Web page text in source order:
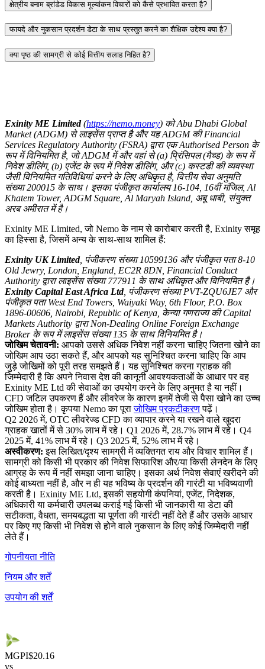
क्षेत्रीय बनाम ब्रांडेड विकास मूल्यांकन विचारों को कैसे प्रभावित करता है?
फायदे और नुकसान प्रदर्शन डेटा के साथ प्रस्तुत करने का शैक्षिक उद्देश्य क्या है?
क्या पृष्ठ की सामग्री से कोई वित्तीय सलाह निहित है?
Exinity ME Limited(https://nemo.money) को Abu Dhabi Global
Market (ADGM) से लाइसेंस प्राप्त है और यह ADGM की Financial
Services Regulatory Authority (FSRA) द्वारा एक Authorised Person के
रूप में विनियमित है, जो ADGM में और वहां से (a) प्रिंसिपल (मैच्ड) के रूप में
निवेश डीलिंग, (b) एजेंट के रूप में निवेश डीलिंग, और (c) कस्टडी की व्यवस्था
जैसी विनियमित गतिविधियां करने के लिए अधिकृत है, वित्तीय सेवा अनुमति
संख्या 200015 के साथ। इसका पंजीकृत कार्यालय 16-104, 16वीं मंजिल, Al
Khatem Tower, ADGM Square, Al Maryah Island, अबू धाबी, संयुक्त
अरब अमीरात में है।
Exinity ME Limited, जो Nemo के नाम से कारोबार करती है, Exinity समूह
का हिस्सा है, जिसमें अन्य के साथ-साथ शामिल हैं:
Exinity UK Limited, पंजीकरण संख्या 10599136 और पंजीकृत पता 8-10
Old Jewry, London, England, EC2R 8DN, Financial Conduct
Authority द्वारा लाइसेंस संख्या 777911 के साथ अधिकृत और विनियमित है।
Exinity Capital East Africa Ltd, पंजीकरण संख्या PVT-ZQU6JE7 और
पंजीकृत पता West End Towers, Waiyaki Way, 6th Floor, P.O. Box
1896-00606, Nairobi, Republic of Kenya, केन्या गणराज्य की Capital
Markets Authority द्वारा Non-Dealing Online Foreign Exchange
Broker के रूप में लाइसेंस संख्या 135 के साथ विनियमित है।
जोखिम चेतावनी: आपको उससे अधिक निवेश नहीं करना चाहिए जितना खोने का
जोखिम आप उठा सकते हैं, और आपको यह सुनिश्चित करना चाहिए कि आप
जुड़े जोखिमों को पूरी तरह समझते हैं। यह सुनिश्चित करना ग्राहक की
जिम्मेदारी है कि अपने निवास देश की कानूनी आवश्यकताओं के आधार पर वह
Exinity ME Ltd की सेवाओं का उपयोग करने के लिए अनुमत है या नहीं।
CFD जटिल उपकरण हैं और लीवरेज के कारण इनमें तेजी से पैसा खोने का उच्च
जोखिम होता है। कृपया Nemo का पूराजोखिम प्रकटीकरणपढ़ें।
Q2 2026 में, OTC लीवरेज्ड CFD का व्यापार करने या रखने वाले खुदरा
ग्राहक खातों में से 30% लाभ में रहे। Q1 2026 में, 28.7% लाभ में रहे। Q4
2025 में, 41% लाभ में रहे। Q3 2025 में, 52% लाभ में रहे।
अस्वीकरण: इस लिखित/दृश्य सामग्री में व्यक्तिगत राय और विचार शामिल हैं।
सामग्री को किसी भी प्रकार की निवेश सिफारिश और/या किसी लेनदेन के लिए
आग्रह के रूप में नहीं समझा जाना चाहिए। इसका अर्थ निवेश सेवाएं खरीदने की
कोई बाध्यता नहीं है, और न ही यह भविष्य के प्रदर्शन की गारंटी या भविष्यवाणी
करती है। Exinity ME Ltd, इसकी सहयोगी कंपनियां, एजेंट, निदेशक,
अधिकारी या कर्मचारी उपलब्ध कराई गई किसी भी जानकारी या डेटा की
सटीकता, वैधता, समयबद्धता या पूर्णता की गारंटी नहीं देते हैं और उसके आधार
पर किए गए किसी भी निवेश से होने वाले नुकसान के लिए कोई जिम्मेदारी नहीं
लेते हैं।
गोपनीयता नीति
नियम और शर्तें
उपयोग की शर्तें
MGPI$20.16
vs